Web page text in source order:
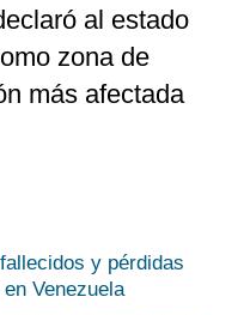
al estado
zona de
más afectada
y pérdidas
Venezuela